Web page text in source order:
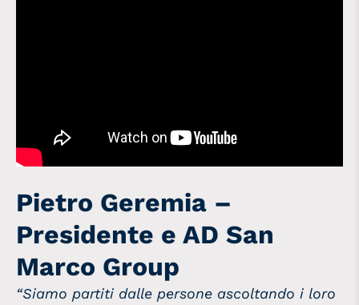
Pietro Geremia –
Presidente e AD San
Marco Group
“Siamo partiti dalle persone ascoltando i loro